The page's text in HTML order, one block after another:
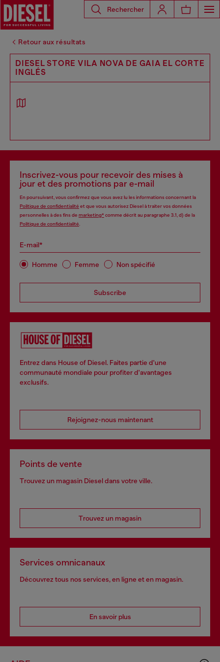
Rechercher
Retour aux résultats
DIESEL STORE VILA NOVA DE GAIA EL CORTE
INGLÉS
Inscrivez-vous pour recevoir des mises à
jour et des promotions par e-mail
En poursuivant, vous confirmez que vous avez lu les informations concernant la
Politique de confidentialité et que vous autorisez Diesel à traiter vos données
personnelles à des fins de marketing*comme décrit au paragraphe 3.1, d) de la
Politique de confidentialité
E-mail*
Homme Femme Non spécifié
Subscribe
Entrez dans House of Diesel. Faites partie d'une
communauté mondiale pour profiter d'avantages
exclusifs.
Rejoignez-nous maintenant
Points de vente
Trouvez un magasin Diesel dans votre ville.
Trouvez un magasin
Services omnicanaux
Découvrez tous nos services, en ligne et en magasin.
En savoir plus